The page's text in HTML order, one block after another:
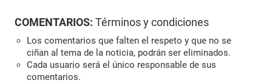
COMENTARIOS: Términos y condiciones
Los comentarios que falten el respeto y que no se
ciñan al tema de la noticia, podrán ser eliminados.
Cada usuario será el único responsable de sus
comentarios.